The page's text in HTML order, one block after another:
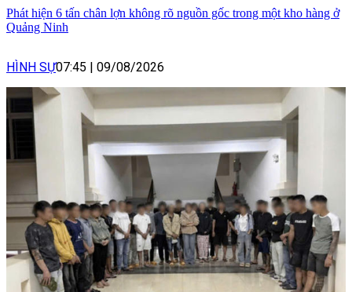
Phát hiện 6 tấn chân lợn không rõ nguồn gốc trong một kho hàng ở
Quảng Ninh
HÌNH SỰ07:45 09/08/2026